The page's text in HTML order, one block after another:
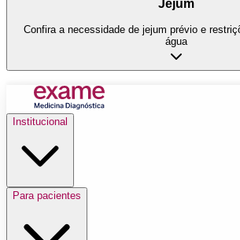
Jejum
Confira a necessidade de jejum prévio e
água
Institucional
Para pacientes